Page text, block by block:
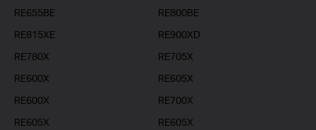
RE655BE
RE800BE
RE815XE
RE900XD
RE780X
RE705X
RE600X
RE605X
RE600X
RE700X
RE605X
RE605X